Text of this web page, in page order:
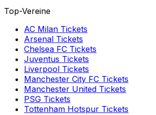
Top-Vereine
AC Milan Tickets
Arsenal Tickets
Chelsea FC Tickets
Juventus Tickets
Liverpool Tickets
Manchester City FC Tickets
Manchester United Tickets
PSG Tickets
Tottenham Hotspur Tickets